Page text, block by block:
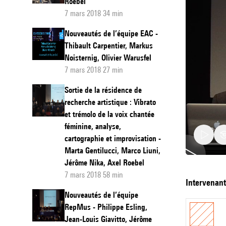
7 mars 2018 34 min
Nouveautés de l’équipe EAC -
Thibault Carpentier, Markus
Noisternig, Olivier Warusfel
7 mars 2018 27 min
Sortie de la résidence de
recherche artistique : Vibrato
et trémolo de la voix chantée
féminine, analyse,
cartographie et improvisation -
Marta Gentilucci, Marco Liuni,
Jérôme Nika, Axel Roebel
7 mars 2018 58 min
Nouveautés de l’équipe
RepMus - Philippe Esling,
Jean-Louis Giavitto, Jérôme
l’équipe
S3AM